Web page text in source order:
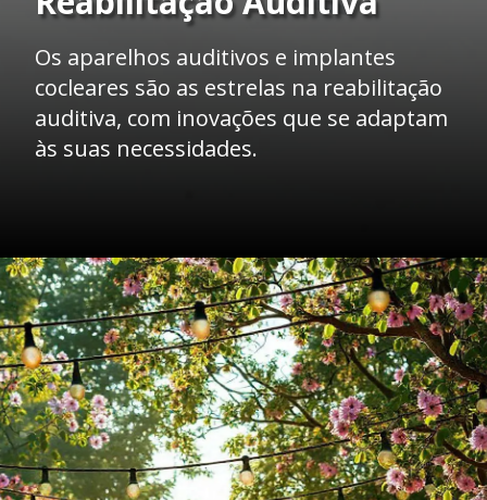
Os aparelhos auditivos e implantes
cocleares são as estrelas na reabilitação
auditiva, com inovações que se adaptam
às suas necessidades.
Opening https://clinicaaudiovitta.com.br/como-a-reabilitacao-auditiva-funciona/